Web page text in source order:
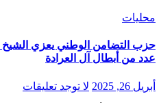
محليات
حزب التضامن الوطني يعزي
عدد من أبطال آل العرادة
أبريل 26, 2025 لا توجد تعليقات